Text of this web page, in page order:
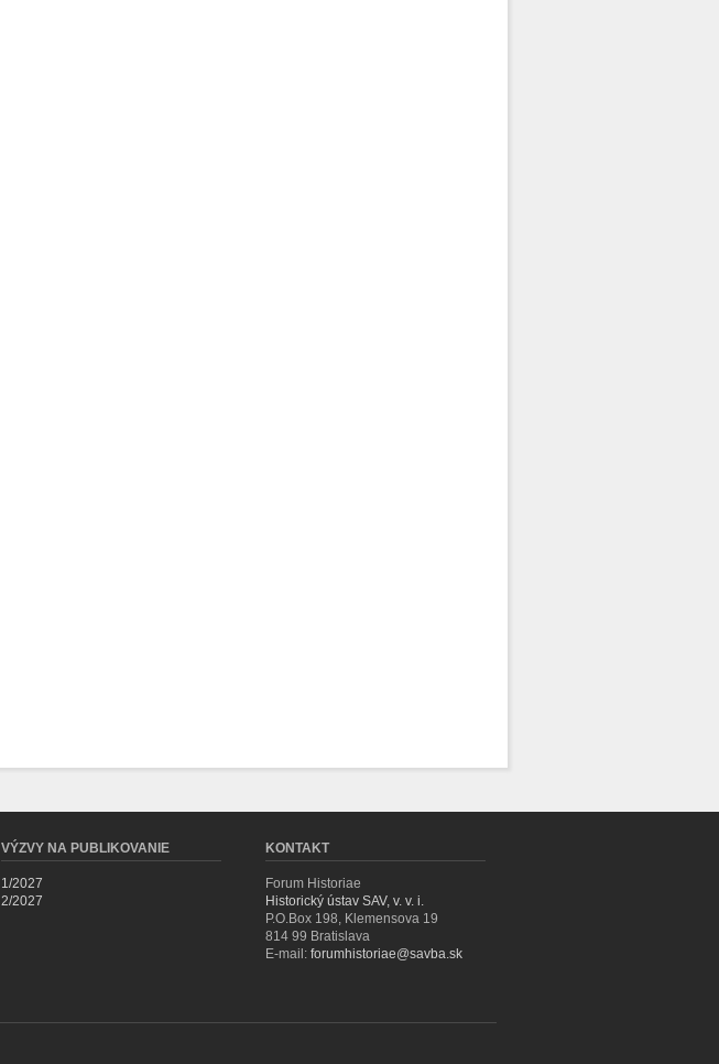
VÝZVY NA PUBLIKOVANIE
1/2027
2/2027
KONTAKT
Forum Historiae
Historický ústav SAV, v. v. i.
P.O.Box 198, Klemensova 19
814 99 Bratislava
E-mail: forumhistoriae@savba.sk